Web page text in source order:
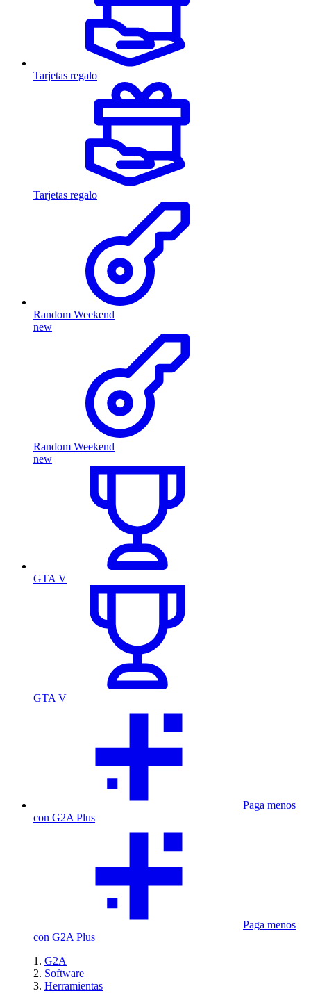
Tarjetas regalo
Tarjetas regalo
Random Weekend
new
Random Weekend
new
GTA V
GTA V
Paga menos
con G2A Plus
Paga menos
con G2A Plus
G2A
Software
Herramientas